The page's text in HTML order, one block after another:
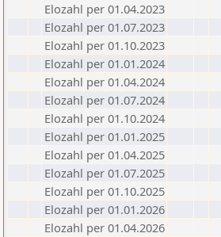
Elozahl per 01.04.2023
Elozahl per 01.07.2023
Elozahl per 01.10.2023
Elozahl per 01.01.2024
Elozahl per 01.04.2024
Elozahl per 01.07.2024
Elozahl per 01.10.2024
Elozahl per 01.01.2025
Elozahl per 01.04.2025
Elozahl per 01.07.2025
Elozahl per 01.10.2025
Elozahl per 01.01.2026
Elozahl per 01.04.2026